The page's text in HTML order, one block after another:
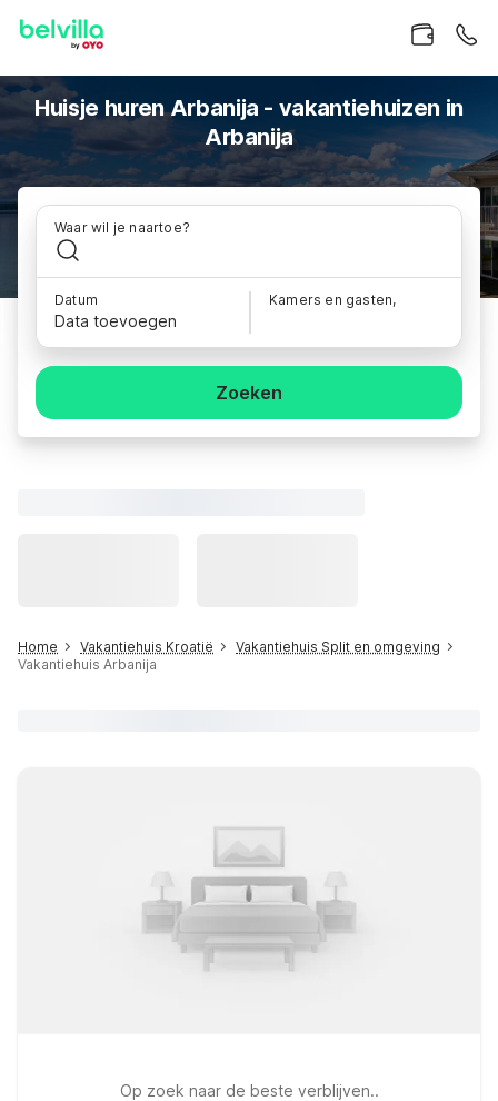
Huisje huren Arbanija - vakantiehuizen in
Arbanija
Waar wil je naartoe?
Datum
Data toevoegen
Kamers en gasten,
Zoeken
Home Vakantiehuis Kroatië
Vakantiehuis Split en omgeving
Vakantiehuis Arbanija
Op zoek naar de beste verblijven..